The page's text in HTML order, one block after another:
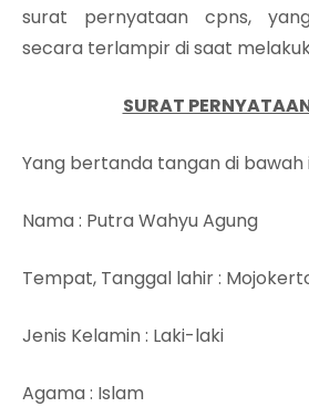
surat pernyataan cpns,
secara terlampir di saat
SURAT
Yang bertanda tangan di bawah
Nama: Putra Wahyu Agung
Tempat, Tanggal lahir:
Jenis Kelamin: Laki-laki
Agama: Islam